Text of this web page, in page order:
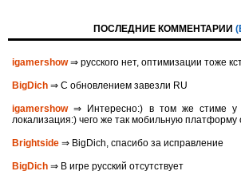
ПОСЛЕДНИЕ КОММЕНТАРИИ
igamershow⇒ русского нет, оптимизации тоже
BigDich ⇒ С обновлением завезли RU
igamershow⇒ Интересно:) в том же стиме у
локализация:) чего же так мобильную платформу
Brightside ⇒ BigDich, спасибо за исправление
BigDich ⇒ В игре русский отсутствует